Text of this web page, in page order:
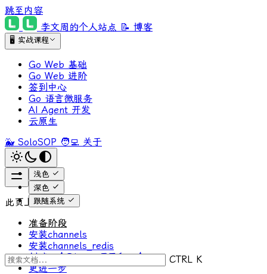
跳至内容
李文周的个人站点 📝 博客
🖥 实战课程
Go Web 基础
Go Web 进阶
签到中心
Go 语言微服务
AI Agent 开发
云原生
🐳 SoloSOP 🧑‍💻 关于
浅色
深色
跟随系统
CTRL K
此页上
准备阶段
安装channels
安装channels_redis
创建一个Django项目和一个app
更进一步